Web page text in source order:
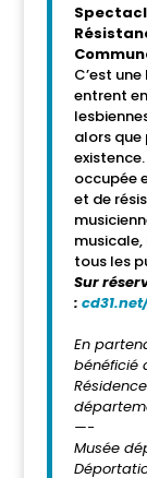
C’est
entrent
alors que
occupée
et de
tous les
Sur
:
En
bénéficié
—-
Musée